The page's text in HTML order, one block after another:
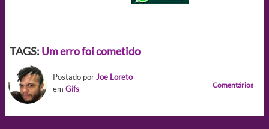
TAGS: Um erro foi cometido
Postado porJoe Loreto
em Gifs Comentários